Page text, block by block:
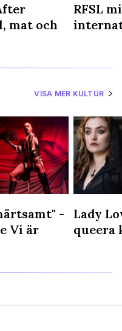
mat och
RFSL
VISA MER KULTUR
-
Vi är
Lady
queera